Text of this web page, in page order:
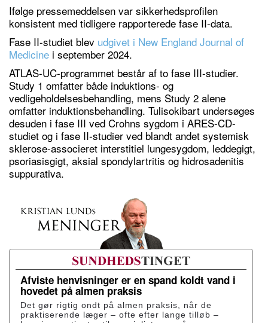
Ifølge pressemeddelsen var sikkerhedsprofilen
konsistent med tidligere rapporterede fase II-data.
Fase II-studiet blev udgivet i New England Journal of
Medicine i september 2024.
ATLAS-UC-programmet består af to fase III-studier.
Study 1 omfatter både induktions- og
vedligeholdelsesbehandling, mens Study 2 alene
omfatter induktionsbehandling. Tulisokibart undersøges
desuden i fase III ved Crohns sygdom i ARES-CD-
studiet og i fase II-studier ved blandt andet systemisk
sklerose-associeret interstitiel lungesygdom, leddegigt,
psoriasisgigt, aksial spondylartritis og hidrosadenitis
suppurativa.
Afviste henvisninger er en spand koldt vand i
hovedet på almen praksis
Det gør rigtig ondt på almen praksis, når de
praktiserende læger – ofte efter lange tilløb –